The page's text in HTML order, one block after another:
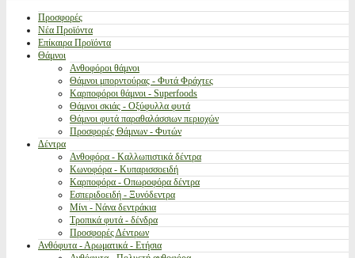
Προσφορές
Νέα Προϊόντα
Επίκαιρα Προϊόντα
Θάμνοι
Ανθοφόροι θάμνοι
Θάμνοι μπορντούρας - Φυτά Φράχτες
Καρποφόροι θάμνοι - Superfoods
Θάμνοι σκιάς - Οξύφυλλα φυτά
Θάμνοι φυτά παραθαλάσσιων περιοχών
Προσφορές Θάμνων - Φυτών
Δέντρα
Ανθοφόρα - Καλλωπιστικά δέντρα
Κωνοφόρα - Κυπαρισσοειδή
Καρποφόρα - Οπωροφόρα δέντρα
Εσπεριδοειδή - Ξυνόδεντρα
Μίνι - Νάνα δεντράκια
Τροπικά φυτά - δένδρα
Προσφορές Δέντρων
Ανθόφυτα - Αρωματικά - Ετήσια